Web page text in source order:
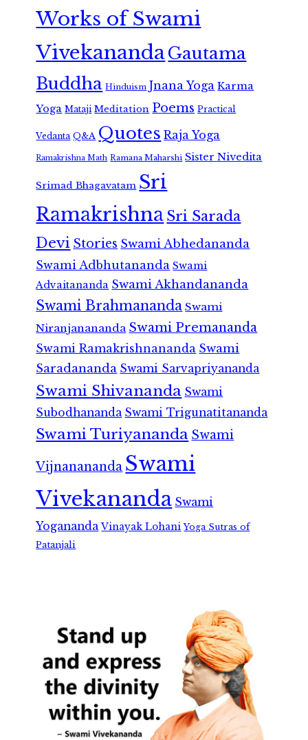
Works of Swami
VivekanandaGautama
Buddha Hinduism Jnana Yoga Karma
Yoga Mataji Meditation Poems Practical
Vedanta Q&A Quotes Raja Yoga
Ramakrishna Math Ramana Maharshi Sister Nivedita
Srimad Bhagavatam Sri
RamakrishnaSri Sarada
Devi Stories Swami Abhedananda
Swami Adbhutananda Swami
Advaitananda Swami Akhandananda
Swami Brahmananda Swami
Niranjanananda Swami Premananda
Swami Ramakrishnananda Swami
Saradananda Swami Sarvapriyananda
Swami Shivananda Swami
Subodhananda Swami Trigunatitananda
Swami Turiyananda Swami
Vijnanananda Swami
Vivekananda Swami
Yogananda Vinayak Lohani Yoga Sutras of
Patanjali